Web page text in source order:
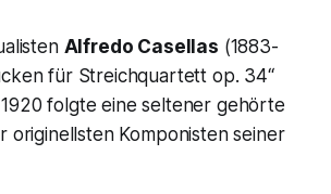
Alfredo Casellas (1883-
für Streichquartett op. 34“
folgte eine seltener gehörte
originellsten Komponisten seiner